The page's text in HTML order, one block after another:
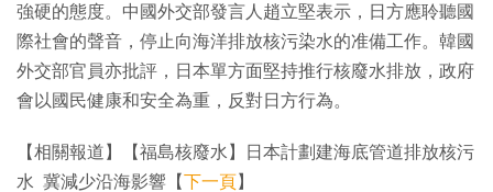
強硬的態度。中國外交部發言人趙立堅表示，日方應聆聽國
際社會的聲音，停止向海洋排放核污染水的准備工作。韓國
外交部官員亦批評，日本單方面堅持推行核廢水排放，政府
會以國民健康和安全為重，反對日方行為。
【相關報道】【福島核廢水】日本計劃建海底管道排放核污
水 冀減少沿海影響【下一頁】